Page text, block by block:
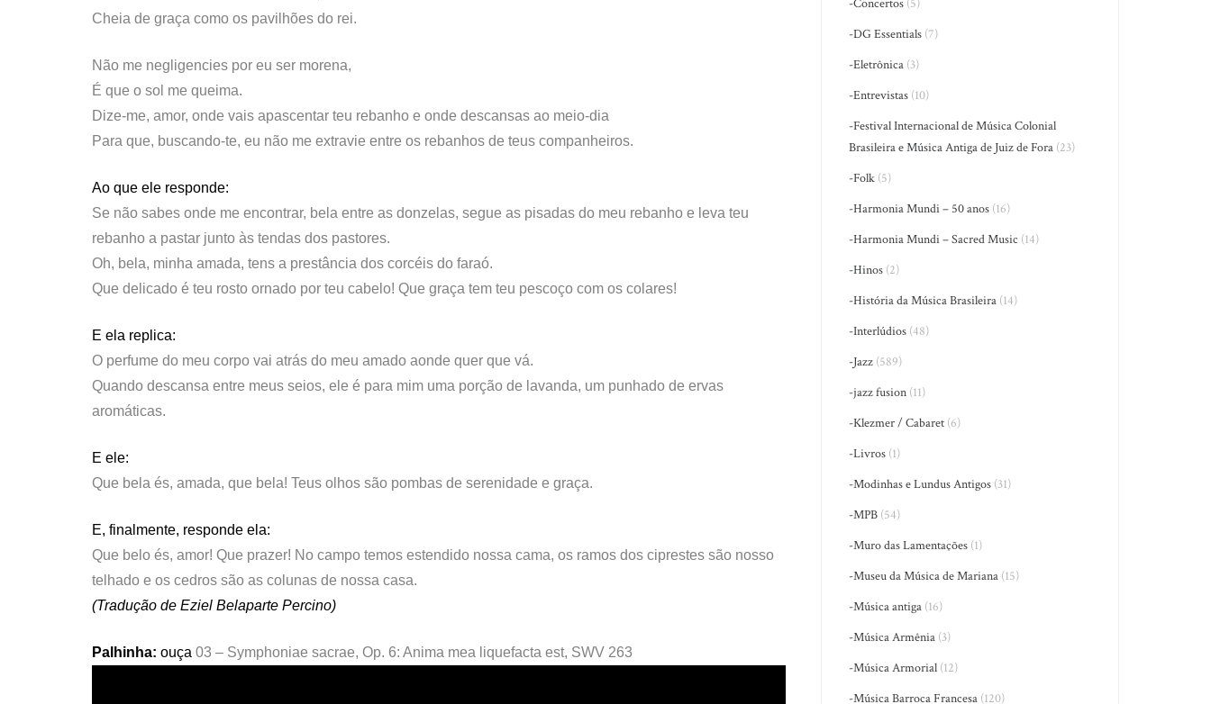
Cheia de graça como os pavilhões do rei.
Não me negligencies por eu ser morena,
É que o sol me queima.
Dize-me, amor, onde vais apascentar teu rebanho e onde descansas ao meio-dia
Para que, buscando-te, eu não me extravie entre os rebanhos de teus companheiros.
Ao que ele responde:
Se não sabes onde me encontrar, bela entre as donzelas, segue as pisadas do meu rebanho e leva teu
rebanho a pastar junto às tendas dos pastores.
Oh, bela, minha amada, tens a prestância dos corcéis do faraó.
Que delicado é teu rosto ornado por teu cabelo! Que graça tem teu pescoço com os colares!
E ela replica:
O perfume do meu corpo vai atrás do meu amado aonde quer que vá.
Quando descansa entre meus seios, ele é para mim uma porção de lavanda, um punhado de ervas
aromáticas.
E ele:
Que bela és, amada, que bela! Teus olhos são pombas de serenidade e graça.
E, finalmente, responde ela:
Que belo és, amor! Que prazer! No campo temos estendido nossa cama, os ramos dos ciprestes são nosso
telhado e os cedros são as colunas de nossa casa.
(Tradução de Eziel Belaparte Percino)
Palhinha: ouça 03 – Symphoniae sacrae, Op. 6: Anima mea liquefacta est, SWV 263
-Concertos (5)
-DG Essentials (7)
-Eletrônica (3)
-Entrevistas (10)
-Festival Internacional de Música Colonial
Brasileira e Música Antiga de Juiz de Fora (23)
-Folk (5)
-Harmonia Mundi – 50 anos (16)
-Harmonia Mundi – Sacred Music (14)
-Hinos (2)
-História da Música Brasileira (14)
-Interlúdios (48)
-Jazz (589)
-jazz fusion (11)
-Klezmer / Cabaret (6)
-Livros (1)
-Modinhas e Lundus Antigos (31)
-MPB (54)
-Muro das Lamentações (1)
-Museu da Música de Mariana (15)
-Música antiga (16)
-Música Armênia (3)
-Música Armorial (12)
-Música Barroca Francesa (120)